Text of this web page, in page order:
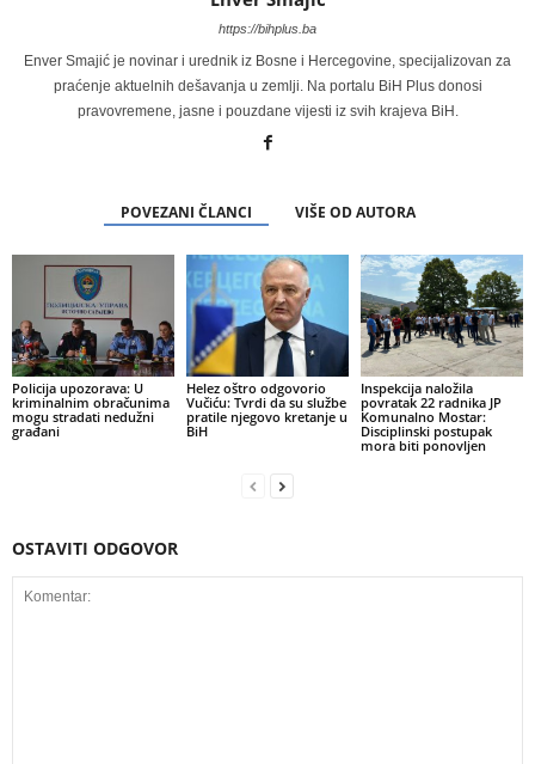
https://bihplus.ba
Enver Smajić je novinar i urednik iz Bosne i Hercegovine, specijalizovan za
praćenje aktuelnih dešavanja u zemlji. Na portalu BiH Plus donosi
pravovremene, jasne i pouzdane vijesti iz svih krajeva BiH.
POVEZANI ČLANCI VIŠE OD AUTORA
Policija upozorava: U
kriminalnim obračunima
mogu stradati nedužni
građani
Helez oštro odgovorio
Vučiću: Tvrdi da su službe
pratile njegovo kretanje u
BiH
Inspekcija naložila
povratak 22 radnika JP
Komunalno Mostar:
Disciplinski postupak
mora biti ponovljen
OSTAVITI ODGOVOR